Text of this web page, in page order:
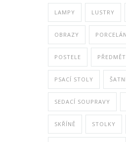
LAMPY LUSTRY
OBRAZY
POSTELE
PSACÍ STOLY
SEDACÍ SOUPRAVY
SKŘÍNĚ STOLKY